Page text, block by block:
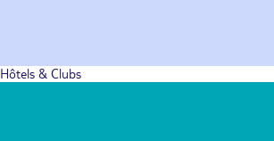
Hôtels & Clubs